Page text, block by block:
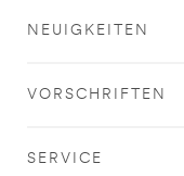
NEUIGKEITEN
VORSCHRIFTEN
SERVICE